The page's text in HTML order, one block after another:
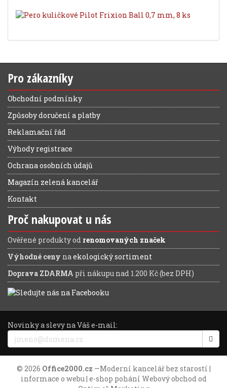
Pro zákazníky
Obchodní podmínky
Způsoby doručení a platby
Reklamační řád
Výhody registrace
Ochrana osobních údajů
Magazín zelená kancelář
Kontakt
Proč nakupovat u nás
Ověřené produkty od renomovaných značek
Výhodné ceny naekologický sortiment
Doprava ZDARMA při nákupu nad 1.200 Kč (bez DPH)
Novinky a slevy na Váš e-mail:
© 2026 Office2000.cz —Moderní kancelář bez starostí |
informace o webu| e-shop pohání Webový obchodod